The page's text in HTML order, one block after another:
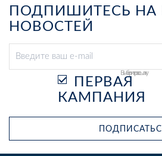
ПОДПИШИТЕСЬ НА
НОВОСТЕЙ
Выберите рассылку
ПЕРВАЯ
КАМПАНИЯ